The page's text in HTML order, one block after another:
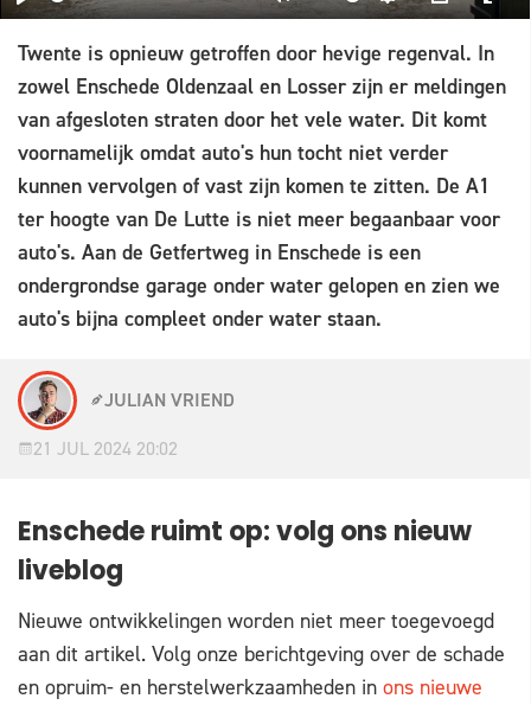
PIP
Twente is opnieuw getroffen door hevige regenval. In
zowel Enschede Oldenzaal en Losser zijn er meldingen
van afgesloten straten door het vele water. Dit komt
voornamelijk omdat auto's hun tocht niet verder
kunnen vervolgen of vast zijn komen te zitten. De A1
ter hoogte van De Lutte is niet meer begaanbaar voor
auto's. Aan de Getfertweg in Enschede is een
ondergrondse garage onder water gelopen en zien we
auto's bijna compleet onder water staan.
JULIAN VRIEND
21 JUL 2024 20:02
Enschede ruimt op: volg ons nieuw
liveblog
Nieuwe ontwikkelingen worden niet meer toegevoegd
aan dit artikel. Volg onze berichtgeving over de schade
en opruim- en herstelwerkzaamheden in ons nieuwe